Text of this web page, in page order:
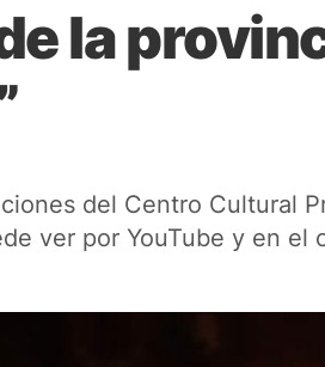
la
del Centro Cultural
ver por YouTube y en el